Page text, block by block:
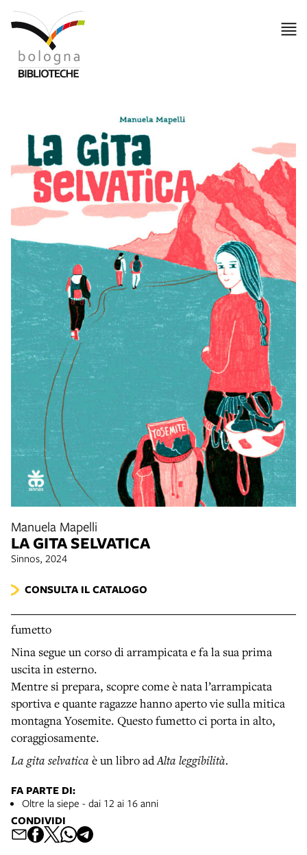
Manuela Mapelli
LA GITA SELVATICA
Sinnos, 2024
CONSULTA IL CATALOGO
fumetto
Nina segue un corso di arrampicata e fa la sua prima
uscita in esterno.
Mentre si prepara, scopre come è nata l’arrampicata
sportiva e quante ragazze hanno aperto vie sulla mitica
montagna Yosemite. Questo fumetto ci porta in alto,
coraggiosamente.
La gita selvatica è un libro adAlta leggibilità.
FA PARTE DI:
Oltre la siepe - dai 12 ai 16 anni
CONDIVIDI